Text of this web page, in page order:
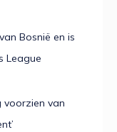
Bosnië en is
League
voorzien van